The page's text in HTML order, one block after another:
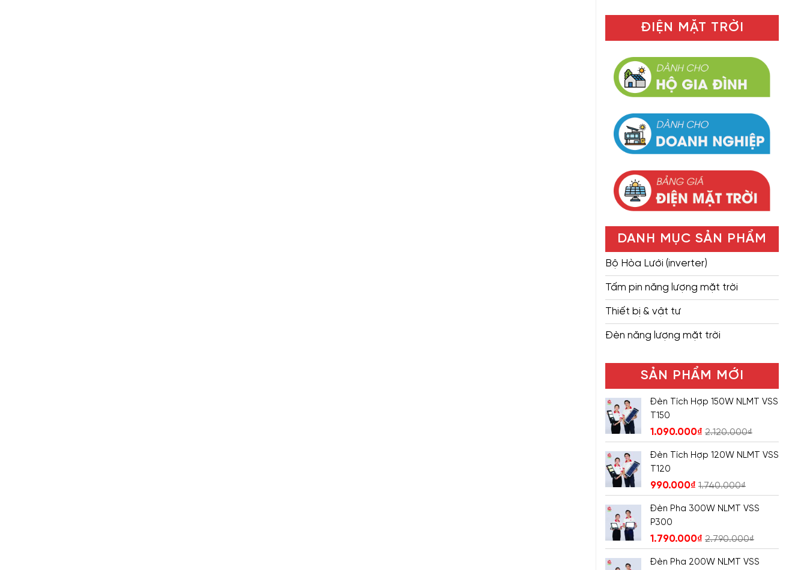
ĐIỆN MẶT TRỜI
DANH MỤC SẢN PHẨM
Bộ Hòa Lưới (inverter)
Tấm pin năng lượng mặt trời
Thiết bị & vật tư
Đèn năng lượng mặt trời
SẢN PHẨM MỚI
Đèn Tích Hợp 150W NLMT VSS
T150
1.090.000₫ 2.120.000₫
Đèn Tích Hợp 120W NLMT VSS
T120
990.000₫ 1.740.000₫
Đèn Pha 300W NLMT VSS
P300
1.790.000₫ 2.790.000₫
Đèn Pha 200W NLMT VSS